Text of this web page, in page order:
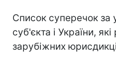
Список суперечок за
суб'єкта і України,
зарубіжних